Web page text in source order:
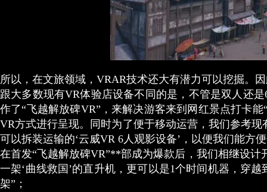
所以，在文旅领域，VRAR技术还大有潜力可以挖掘。
跟大多数现有VR体验店设备不同的是，不管是双人还
作了“飞越解放碑VR”，来解决游客来到网红景点打卡
VR方式进行呈现。同时为了便于移动运营，我们参考
可以拆装运输的‘云威VR 6人观影设备’，以便我们能方
在首发“飞越解放碑VR”**部成为爆款后，我们相继设
一架‘曲线救国’的直升机，更可以是1个时间机器，穿
架”；